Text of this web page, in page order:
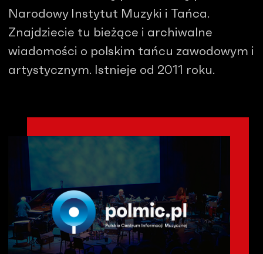
Narodowy Instytut Muzyki i Tańca.
Znajdziecie tu bieżące i archiwalne
wiadomości o polskim tańcu zawodowym i
artystycznym. Istnieje od 2011 roku.